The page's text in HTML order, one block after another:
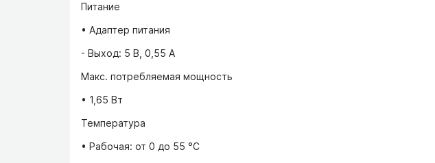
Питание
• Адаптер питания
- Выход: 5 В, 0,55 А
Макс. потребляемая мощность
• 1,65 Вт
Температура
• Рабочая: от 0 до 55 °C